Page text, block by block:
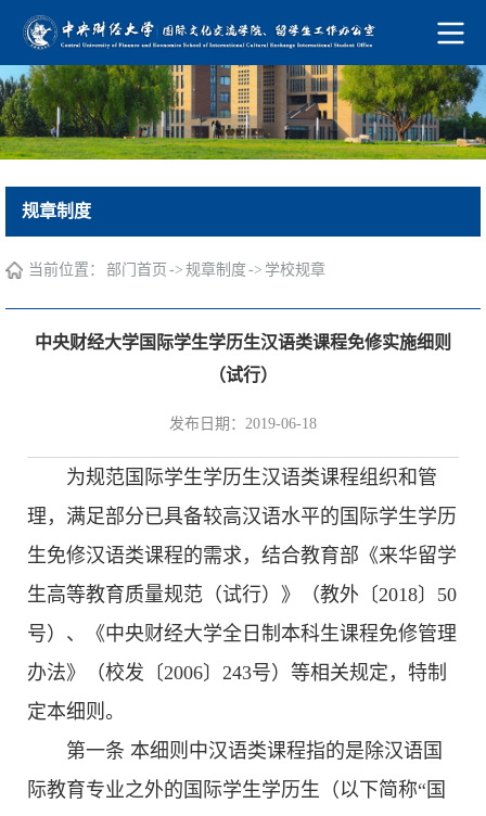
规章制度
当前位置： 部门首页 -> 规章制度-> 学校规章
中央财经大学国际学生学历生汉语类课程免修实施细则
（试行）
发布日期：2019-06-18
为规范国际学生学历生汉语类课程组织和管
理，满足部分已具备较高汉语水平的国际学生学历
生免修汉语类课程的需求，结合教育部《来华留学
生高等教育质量规范（试行）》（教外〔2018〕50
号）、《中央财经大学全日制本科生课程免修管理
办法》（校发〔2006〕243号）等相关规定，特制
定本细则。
第一条 本细则中汉语类课程指的是除汉语国
际教育专业之外的国际学生学历生（以下简称“国